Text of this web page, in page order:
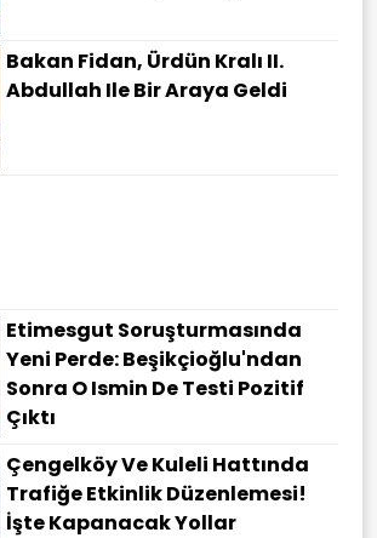
Bakan Fidan, Ürdün Kralı II.
Abdullah Ile Bir Araya Geldi
Etimesgut Soruşturmasında
Yeni Perde: Beşikçioğlu'ndan
Sonra O Ismin De Testi Pozitif
Çıktı
Çengelköy Ve Kuleli Hattında
Trafiğe Etkinlik Düzenlemesi!
İşte Kapanacak Yollar